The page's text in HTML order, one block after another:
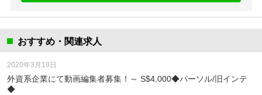
おすすめ・関連求人
外資系企業にて動画編集者募集！～ S$4,000◆パーソル/旧インテ
◆
2020年3月19日